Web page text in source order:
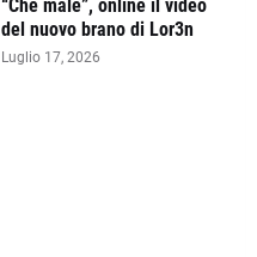
“Che male”, online il video
del nuovo brano di Lor3n
Luglio 17, 2026